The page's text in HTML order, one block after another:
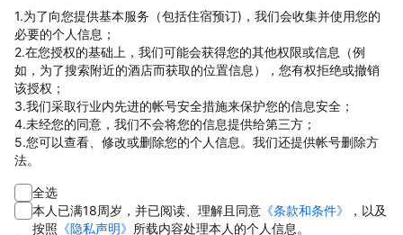
1.为了向您提供基本服务（包括住宿预订)，我们会收集并使用您的
必要的个人信息；
2.在您授权的基础上，我们可能会获得您的其他权限或信息（例
如，为了搜索附近的酒店而获取的位置信息），您有权拒绝或撤销
该授权；
3.我们采取行业内先进的帐号安全措施来保护您的信息安全；
4.未经您的同意，我们不会将您的信息提供给第三方；
5.您可以查看、修改或删除您的个人信息。我们还提供帐号删除方
法。
全选
本人已满18周岁，并已阅读、理解且同意 《条款和条件》
，以及
按照 《隐私声明》 所载内容处理本人的个人信息。